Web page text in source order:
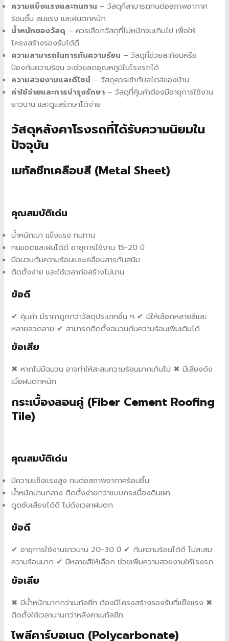
ความแข็งแรงและทนทาน – วัสดุที่สามารถทนต่อสภาพอากาศ
ร้อนชื้น ลมแรง และฝนตกหนัก
น้ำหนักของวัสดุ – ควรเลือกวัสดุที่ไม่หนักจนเกินไป เพื่อให้
โครงสร้างรองรับได้ดี
ความสามารถในการกันความร้อน – วัสดุที่ช่วยสะท้อนหรือ
ป้องกันความร้อน จะช่วยลดอุณหภูมิในโรงรถได้
ความสวยงามและดีไซน์ – วัสดุควรเข้ากับสไตล์ของบ้าน
ค่าใช้จ่ายและการบำรุงรักษา – วัสดุที่คุ้มค่าต้องมีอายุการใช้งาน
ยาวนาน และดูแลรักษาได้ง่าย
วัสดุหลังคาโรงรถที่ได้รับความนิยมใน
ปัจจุบัน
เมทัลชีทเคลือบสี (Metal Sheet)
คุณสมบัติเด่น
น้ำหนักเบา แข็งแรง ทนทาน
ทนแดดและฝนได้ดี อายุการใช้งาน 15-20 ปี
มีฉนวนกันความร้อนและเคลือบสารกันสนิม
ติดตั้งง่าย และใช้เวลาก่อสร้างไม่นาน
ข้อดี
✔ คุ้มค่า มีราคาถูกกว่าวัสดุประเภทอื่น ๆ ✔ มีให้เลือกหลายสีและ
หลายลวดลาย ✔ สามารถติดตั้งฉนวนกันความร้อนเพิ่มเติมได้
ข้อเสีย
✖ หากไม่มีฉนวน อาจทำให้สะสมความร้อนมากเกินไป ✖ มีเสียงดัง
เมื่อฝนตกหนัก
กระเบื้องลอนคู่ (Fiber Cement Roofing
Tile)
คุณสมบัติเด่น
มีความแข็งแรงสูง ทนต่อสภาพอากาศร้อนชื้น
น้ำหนักปานกลาง ติดตั้งง่ายกว่าแบบกระเบื้องดินเผา
ดูดซับเสียงได้ดี ไม่ดังเวลาฝนตก
ข้อดี
✔ อายุการใช้งานยาวนาน 20-30 ปี ✔ กันความร้อนได้ดี ไม่สะสม
ความร้อนมาก ✔ มีหลายสีให้เลือก ช่วยเพิ่มความสวยงามให้โรงรถ
ข้อเสีย
✖ มีน้ำหนักมากกว่าเมทัลชีท ต้องมีโครงสร้างรองรับที่แข็งแรง ✖
ติดตั้งใช้เวลานานกว่าหลังคาเมทัลชีท
โพลีคาร์บอเนต (Polycarbonate)